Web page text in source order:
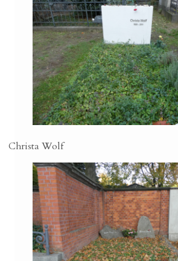
Christa Wolf